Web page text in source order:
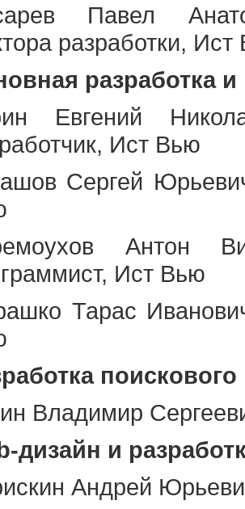
Павел
разработки,
разработка
Евгений
Ист Вью
Сергей
Антон
Ист Вью
Тарас
Владимир
-дизайн и
Андрей